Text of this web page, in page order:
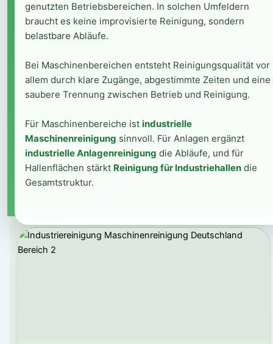
genutzten Betriebsbereichen. In solchen Umfeldern
braucht es keine improvisierte Reinigung, sondern
belastbare Abläufe.
Bei Maschinenbereichen entsteht Reinigungsqualität vor
allem durch klare Zugänge, abgestimmte Zeiten und eine
saubere Trennung zwischen Betrieb und Reinigung.
Für Maschinenbereiche ist industrielle
Maschinenreinigung sinnvoll. Für Anlagen ergänzt
industrielle Anlagenreinigung die Abläufe, und für
Hallenflächen stärkt Reinigung für Industriehallen die
Gesamtstruktur.